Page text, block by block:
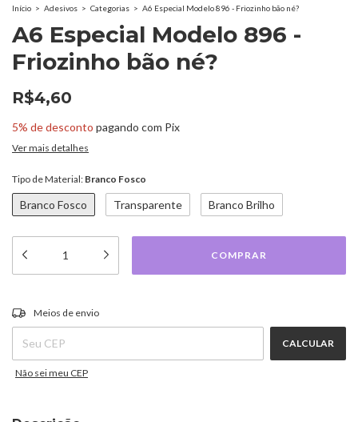
Início > Adesivos > Categorias > A6 Especial Modelo 896 - Friozinho bão né?
A6 Especial Modelo 896 -
Friozinho bão né?
R$4,60
5% de desconto pagando com Pix
Ver mais detalhes
Tipo de Material: Branco Fosco
Branco Fosco Transparente Branco Brilho
Entregas para o CEP:
Meios de envio
CALCULAR
Não sei meu CEP